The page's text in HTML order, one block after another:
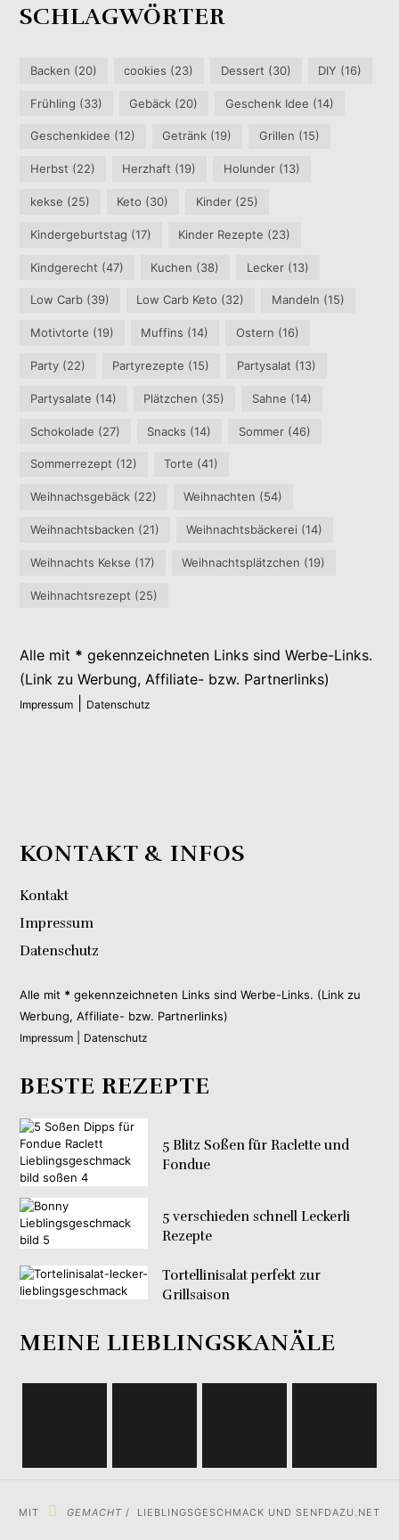
SCHLAGWÖRTER
Backen (20) cookies (23) Dessert (30) DIY (16)
Frühling (33) Gebäck (20) Geschenk Idee (14)
Geschenkidee (12) Getränk (19) Grillen (15)
Herbst (22) Herzhaft (19) Holunder(13)
kekse (25) Keto (30) Kinder(25)
Kindergeburtstag (17) Kinder Rezepte (23)
Kindgerecht (47) Kuchen (38) Lecker(13)
Low Carb (39) Low Carb Keto (32) Mandeln (15)
Motivtorte (19) Muffins (14) Ostern (16)
Party (22) Partyrezepte (15) Partysalat (13)
Partysalate (14) Plätzchen (35) Sahne (14)
Schokolade (27) Snacks (14) Sommer(46)
Sommerrezept (12) Torte (41)
Weihnachsgebäck (22) Weihnachten (54)
Weihnachtsbacken (21) Weihnachtsbäckerei (14)
Weihnachts Kekse (17) Weihnachtsplätzchen (19)
Weihnachtsrezept (25)
Alle mit * gekennzeichneten Links sind Werbe-Links.
(Link zu Werbung, Affiliate- bzw. Partnerlinks)
Impressum Datenschutz
KONTAKT & INFOS
Kontakt
Impressum
Datenschutz
Alle mit * gekennzeichneten Links sind Werbe-Links. (Link zu
Werbung, Affiliate- bzw. Partnerlinks)
Impressum Datenschutz
BESTE REZEPTE
5 Blitz Soßen für Raclette und
Fondue
5 verschieden schnell Leckerli
Rezepte
Tortellinisalat perfekt zur
Grillsaison
MEINE LIEBLINGSKANÄLE
MIT GEMACHT / LIEBLINGSGESCHMACK UND SENFDAZU.NET